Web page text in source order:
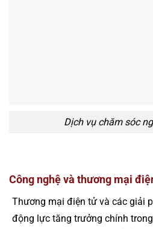
Dịch vụ chăm sóc
Công nghệ và thương mại
Thương mại điện tử và các giải
động lực tăng trưởng chính